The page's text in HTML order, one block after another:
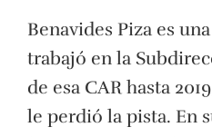
Benavides Piza es
trabajó en la
de esa CAR hasta
le perdió la pista. En